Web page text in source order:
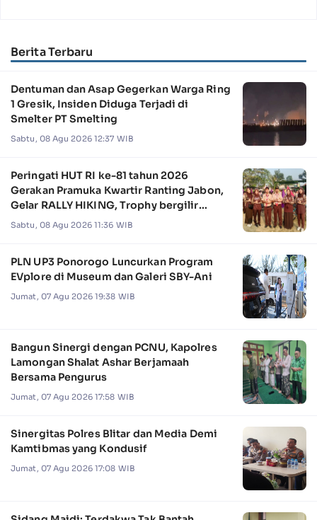
Berita Terbaru
Dentuman dan Asap Gegerkan Warga Ring
1 Gresik, Insiden Diduga Terjadi di
Smelter PT Smelting
Sabtu, 08 Agu 2026 12:37 WIB
Peringati HUT RI ke-81 tahun 2026
Gerakan Pramuka Kwartir Ranting Jabon,
Gelar RALLY HIKING, Trophy bergilir
Camat Jabon
Sabtu, 08 Agu 2026 11:36 WIB
PLN UP3 Ponorogo Luncurkan Program
EVplore di Museum dan Galeri SBY-Ani
Jumat, 07 Agu 2026 19:38 WIB
Bangun Sinergi dengan PCNU, Kapolres
Lamongan Shalat Ashar Berjamaah
Bersama Pengurus
Jumat, 07 Agu 2026 17:58 WIB
Sinergitas Polres Blitar dan Media Demi
Kamtibmas yang Kondusif
Jumat, 07 Agu 2026 17:08 WIB